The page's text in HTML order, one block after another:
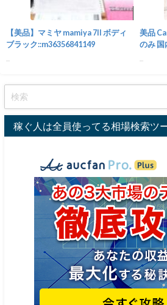
【美品】マミヤ mamiya 7II ボディ
ブラック::m36356841149
美品
のみ 国
稼ぐ人は全員使ってる相場検索ツ